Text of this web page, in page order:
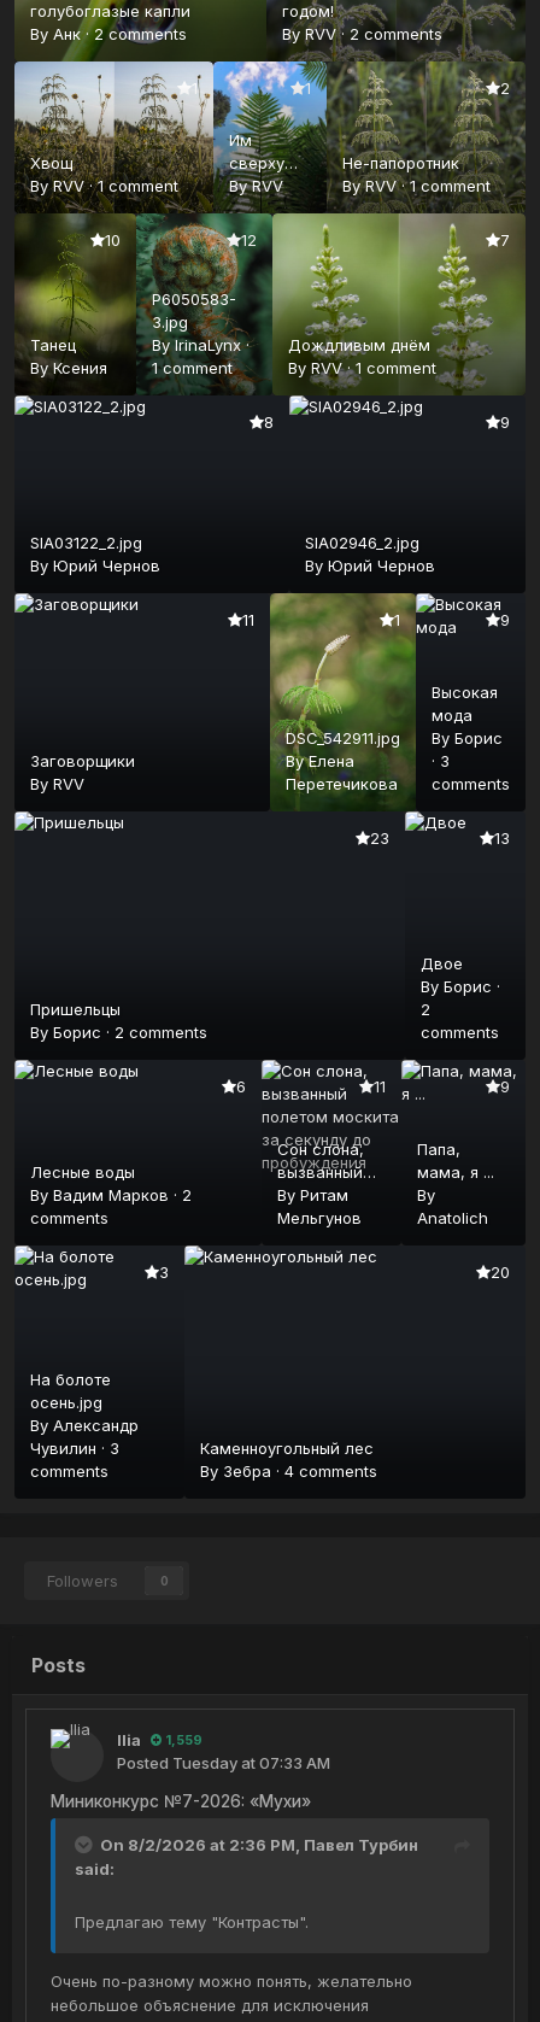
голубоглазые капли
By Анк·2 comments
годом!
ByRVV· 2 comments
1
Хвощ
ByRVV·1 comment
1
Им
сверху
видно
всё!
ByRVV
2
Не-папоротник
ByRVV·1 comment
10
Танец
ByКсения
12
P6050583-
3.jpg
ByIrinaLynx·
1 comment
7
Дождливым днём
ByRVV·1 comment
8
SIA03122_2.jpg
By Юрий Чернов
9
SIA02946_2.jpg
ByЮрий Чернов
11
Заговорщики
By RVV
1
DSC_542911.jpg
ByЕлена
Перетечикова
9
Высокая
мода
By Борис
· 3
comments
23
Пришельцы
By Борис · 2 comments
13
Двое
ByБорис ·
2
comments
6
Лесные воды
By Вадим Марков · 2
comments
11
Сон слона,
вызванный
полетом
москита за
пробуждения
ByРитам
Мельгунов
9
Папа,
мама, я ...
By
Anatolich
3
На болоте
осень.jpg
By Александр
Чувилин · 3
comments
20
Каменноугольный лес
By Зебра · 4 comments
Followers 0
Posts
Ilia 1,559
Posted Tuesday at 07:33 AM
Миниконкурс №7-2026: «Мухи»
On 8/2/2026 at 2:36 PM, Павел Турбин
said:
Предлагаю тему "Контрасты".
Очень по-разному можно понять, желательно
небольшое объяснение для исключения